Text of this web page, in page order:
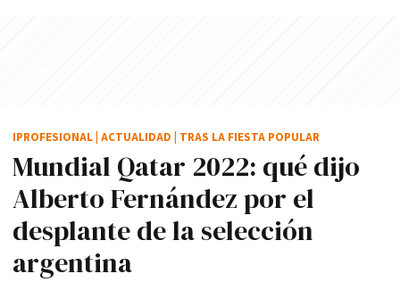
Mundial Qatar 2022: qué dijo
Alberto Fernández por el
desplante de la selección
argentina
IPROFESIONAL ACTUALIDAD TRAS LA FIESTA POPULAR